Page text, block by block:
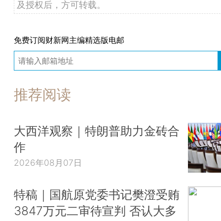
及授权后，方可转载。
免费订阅财新网主编精选版电邮
推荐阅读
大西洋观察｜特朗普助力金砖合
作
2026年08月07日
特稿｜国航原党委书记樊澄受贿
3847万元二审待宣判 否认大多